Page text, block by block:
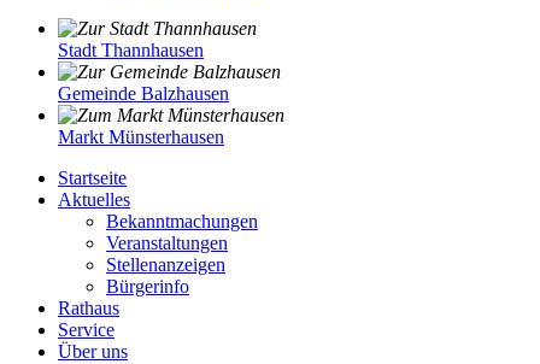
Stadt Thannhausen
Gemeinde Balzhausen
Markt Münsterhausen
Startseite
Aktuelles
Bekanntmachungen
Veranstaltungen
Stellenanzeigen
Bürgerinfo
Rathaus
Service
Über uns